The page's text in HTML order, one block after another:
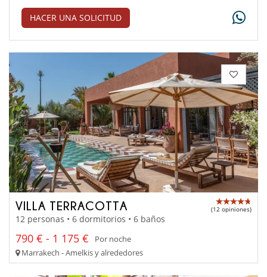
HACER UNA SOLICITUD
VILLA TERRACOTTA (12 opiniones)
12 personas • 6 dormitorios • 6 baños
790 € - 1 175 €
Por noche
Marrakech - Amelkis y alrededores